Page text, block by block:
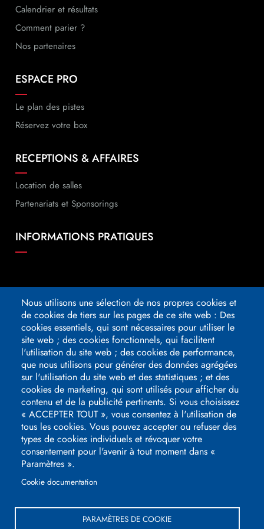
51100REIMS
Calendrier et résultats
Comment parier ?
Nos partenaires
ESPACE PRO
Le plan des pistes
Réservez votre box
RECEPTIONS & AFFAIRES
Location de salles
Partenariats et Sponsorings
INFORMATIONS PRATIQUES
SUIVEZ-NOUS
Logos
pied
page
Nous utilisons une sélection de nos propres cookies et
de cookies de tiers sur les pages de ce site web : Des
cookies essentiels, qui sont nécessaires pour utiliser le
site web ; des cookies fonctionnels, qui facilitent
l'utilisation du site web ; des cookies de performance,
que nous utilisons pour générer des données agrégées
sur l'utilisation du site web et des statistiques ; et des
cookies de marketing, qui sont utilisés pour afficher du
contenu et de la publicité pertinents. Si vous choisissez
« ACCEPTER TOUT », vous consentez à l'utilisation de
tous les cookies. Vous pouvez accepter ou refuser des
types de cookies individuels et révoquer votre
consentement pour l'avenir à tout moment dans «
Paramètres ».
Cookie documentation
PARAMÈTRES DE COOKIE